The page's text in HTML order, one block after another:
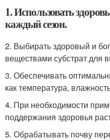
1. Использовать
каждый сезон.
2. Выбирать здоровый и
веществами субстрат для
3. Обеспечивать
как температура,
4. При необходимости
поддержания здоровья
5. Обрабатывать почву